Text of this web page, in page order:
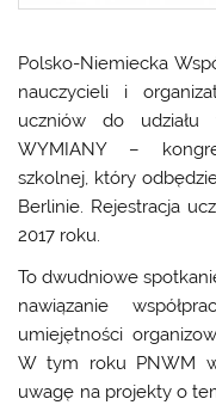
Polsko-Niemiecka
nauczycieli i
uczniów do
WYMIANY –
szkolnej, który
Berlinie. Rejestracja
2017 roku.
To dwudniowe
nawiązanie
umiejętności
W tym roku PNWM
uwagę na projekty o